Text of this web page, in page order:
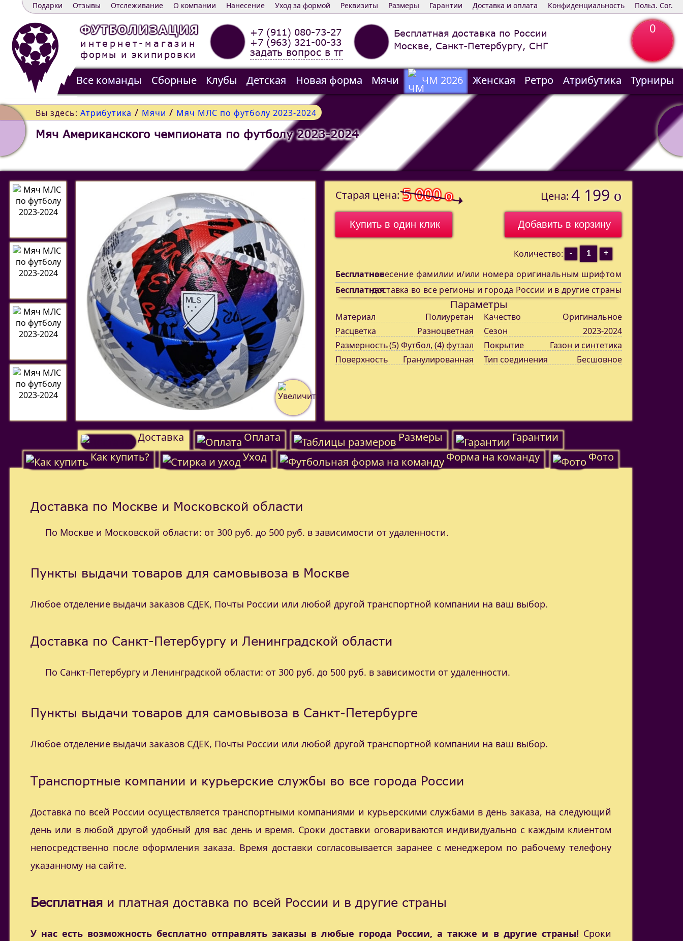
Польз. Сог.
Конфиденциальность
Доставка и оплата
Гарантии
Размеры
Реквизиты
Уход за формой
Нанесение
О компании
Отслеживание
Отзывы
Подарки
ФУТБОЛИЗАЦИЯ
интернет-магазин
формы и экипировки
+7 (911) 080-73-27
+7 (963) 321-00-33
задать вопрос в тг
Бесплатная доставка по России
Москве, Санкт-Петербургу, СНГ
Все команды Сборные Клубы Детская Новая форма Мячи ЧМ 2026 Женская Ретро Атрибутика
Турниры
Распродажа
Контакты
Вы здесь: Атрибутика / Мячи / Мяч МЛС по футболу 2023-2024
Мяч Американского чемпионата по футболу 2023-2024
Старая цена: 5 000o Цена: 4 199 o
Купить в один клик
Количество: -
+
Бесплатноенанесение фамилии и/или номера оригинальным шрифтом
Бесплатнаядоставка во все регионы и города России и в другие страны
Параметры
Материал Полиуретан Качество
Оригинальное
Расцветка
Разноцветная Сезон
2023-2024
Размерность(5) Футбол, (4) футзал Покрытие
Газон и синтетика
Поверхность
Гранулированная Тип соединения Бесшовное
Доставка Оплата Размеры
Гарантии
Как купить?
Уход Форма на команду Фото
Доставка по Москве и Московской области
По Москве и Московской области: от 300 руб. до 500 руб. в зависимости от удаленности.
Пункты выдачи товаров для самовывоза в Москве
Любое отделение выдачи заказов СДЕК, Почты России или любой другой транспортной компании на ваш выбор.
Доставка по Санкт-Петербургу и Ленинградской области
По Санкт-Петербургу и Ленинградской области: от 300 руб. до 500 руб. в зависимости от удаленности.
Пункты выдачи товаров для самовывоза в Санкт-Петербурге
Любое отделение выдачи заказов СДЕК, Почты России или любой другой транспортной компании на ваш выбор.
Транспортные компании и курьерские службы во все города России
Доставка по всей России осуществляется транспортными компаниями и курьерскими службами в день заказа, на следующий
день или в любой другой удобный для вас день и время. Сроки доставки оговариваются индивидуально с каждым клиентом
непосредственно после оформления заказа. Время доставки согласовывается заранее с менеджером по рабочему телефону
указанному на сайте.
Бесплатная и платная доставка по всей России и в другие страны
У нас есть возможность бесплатно отправлять заказы в любые города России, а также и в другие страны! Сроки
0